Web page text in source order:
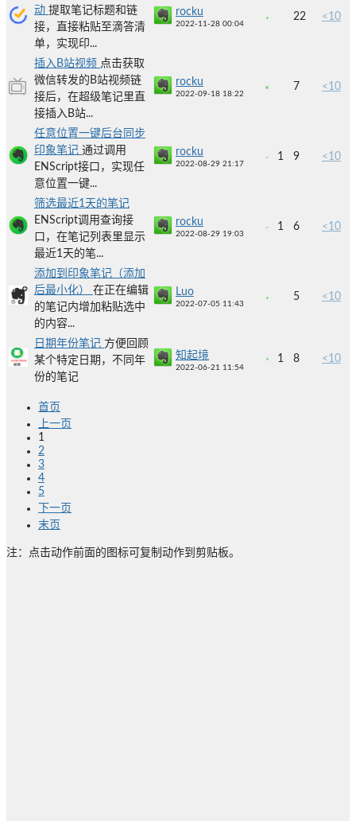
动 提取笔记标题和链
接，直接粘贴至滴答清
单，实现印...
rocku
2022-11-28 00:04
22 <10
插入B站视频 点击获取
微信转发的B站视频链
接后，在超级笔记里直
接插入B站...
rocku
2022-09-18 18:22
7 <10
任意位置一键后台同步
印象笔记 通过调用
ENScript接口，实现任
意位置一键...
rocku
2022-08-29 21:17
1 9 <10
筛选最近1天的笔记
ENScript调用查询接
口，在笔记列表里显示
最近1天的笔...
rocku
2022-08-29 19:03
1 6 <10
添加到印象笔记（添加
后最小化） 在正在编辑
的笔记内增加粘贴选中
的内容...
Luo
2022-07-05 11:43
5 <10
日期年份笔记 方便回顾
某个特定日期，不同年
份的笔记
知起境
2022-06-21 11:54
1 8 <10
首页
上一页
1
2
3
4
5
下一页
末页
注：点击动作前面的图标可复制动作到剪贴板。